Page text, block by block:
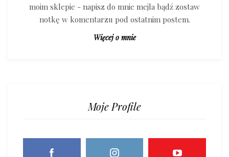
moim sklepie - napisz do mnie mejla bądź zostaw
notkę w komentarzu pod ostatnim postem.
Więcej o mnie
Moje Profile